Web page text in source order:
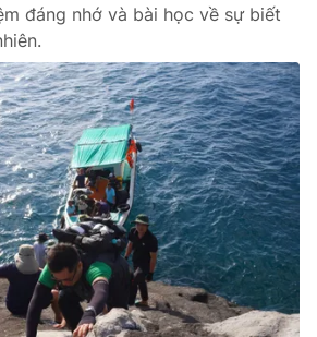
đáng nhớ và bài học về sự biết